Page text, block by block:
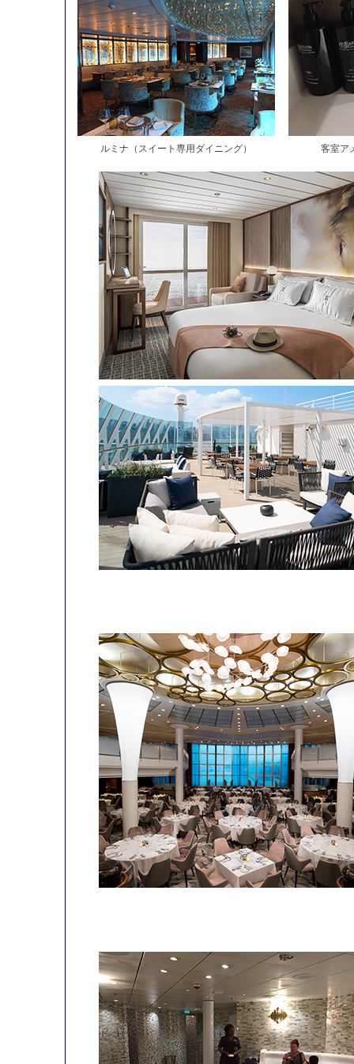
ルミナ（スイート専用ダイニング） 客室ア